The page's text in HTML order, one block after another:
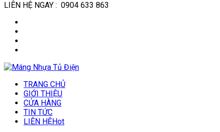
LIÊN HỆ NGAY : 0904 633 863
TRANG CHỦ
GIỚI THIỆU
CỬA HÀNG
TIN TỨC
LIÊN HỆHot